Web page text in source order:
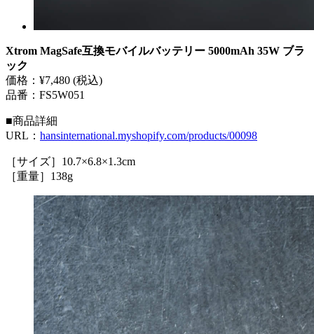
Xtrom MagSafe互換モバイルバッテリー 5000mAh 35W ブラ
ック
価格：¥7,480 (税込)
品番：FS5W051
■商品詳細
URL： hansinternational.myshopify.com/products/00098
［サイズ］10.7×6.8×1.3cm
［重量］138g